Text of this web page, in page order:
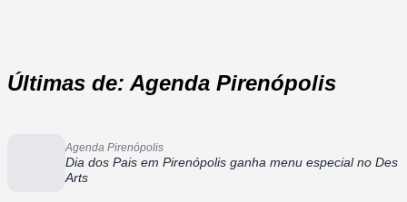
Últimas de: Agenda Pirenópolis
Agenda Pirenópolis
Dia dos Pais em Pirenópolis ganha menu especial no Des
Arts